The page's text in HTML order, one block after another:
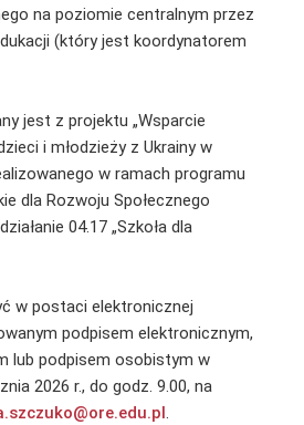
na poziomie centralnym przez
(który jest koordynatorem
jest z projektu „Wsparcie
i młodzieży z Ukrainy w
w ramach programu
dla Rozwoju Społecznego
04.17 „Szkoła dla
w postaci elektronicznej
podpisem elektronicznym,
lub podpisem osobistym w
2026 r., do godz. 9.00, na
.